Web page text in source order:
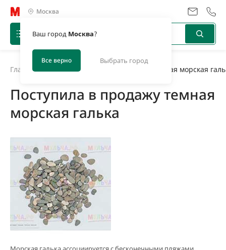
Москва
Ваш город Москва?
Все верно Выбрать город
Главная Поступила в продажу темная морская
Поступила в продажу темная
морская галька